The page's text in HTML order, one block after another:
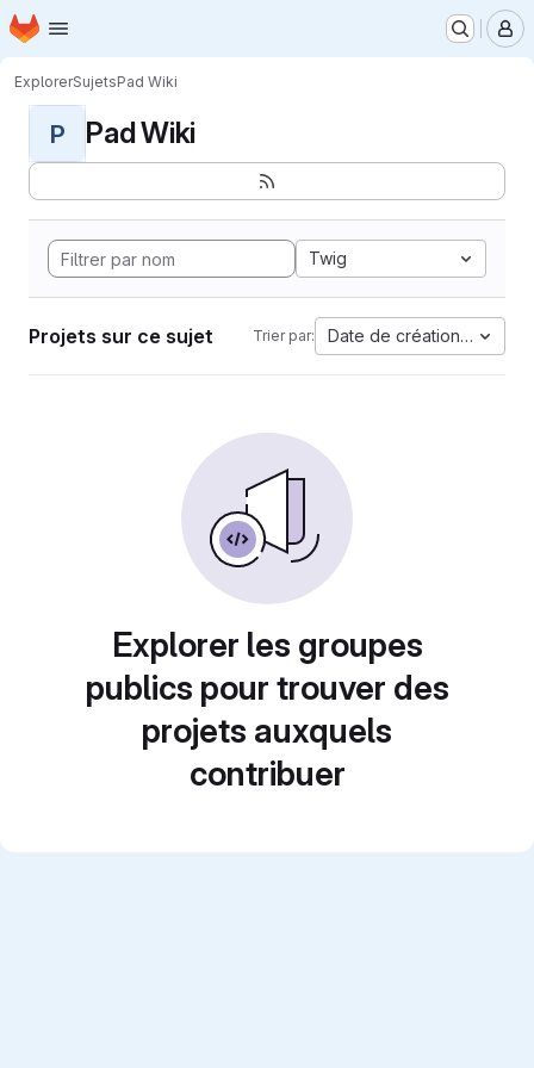
Passer au contenu principal
Page d'accueil
ExplorerSujetsPad Wiki
P Pad Wiki
Twig
Projets sur ce sujet Trier par: Date de création la plus
Explorer les groupes
publics pour trouver des
projets auxquels
contribuer